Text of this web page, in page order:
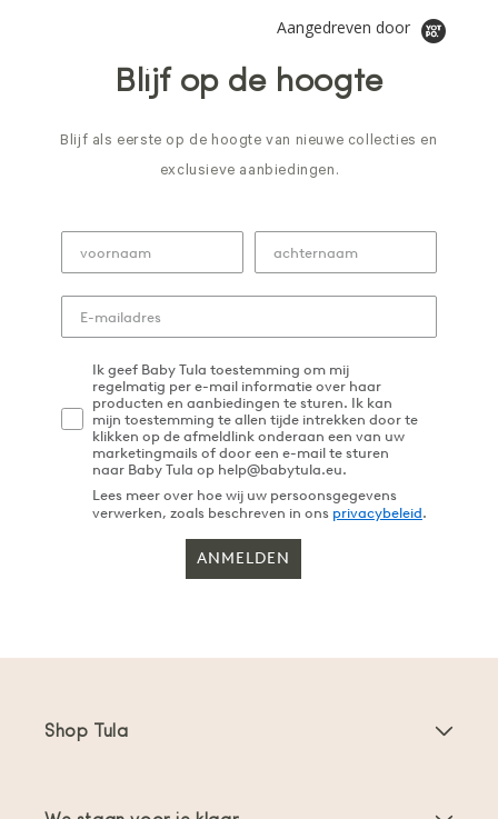
Aangedreven door
Blijf op de hoogte
Blijf als eerste op de hoogte van nieuwe collecties en
exclusieve aanbiedingen.
Ik geef Baby Tula toestemming om mij
regelmatig per e-mail informatie over haar
producten en aanbiedingen te sturen. Ik kan
mijn toestemming te allen tijde intrekken door te
klikken op de afmeldlink onderaan een van uw
marketingmails of door een e-mail te sturen
naar Baby Tula op help@babytula.eu.
Lees meer over hoe wij uw persoonsgegevens
verwerken, zoals beschreven in ons privacybeleid.
ANMELDEN
Shop Tula